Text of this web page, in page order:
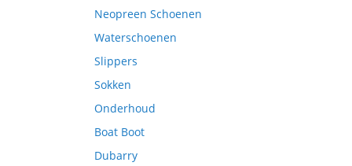
Neopreen Schoenen
Waterschoenen
Slippers
Sokken
Onderhoud
Boat Boot
Dubarry